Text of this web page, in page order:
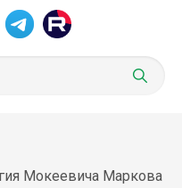
Мокеевича Маркова